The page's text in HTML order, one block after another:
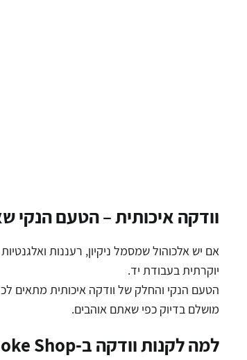
וודקה איכותית – הטעם הנקי
יוקרתית בעבודת יד.
הטעם הנקי והחלק של וודקה איכותית מתאים
מושלם בדיוק כפי שאתם אוהבים.
למה לקנות וודקה ב-TShop